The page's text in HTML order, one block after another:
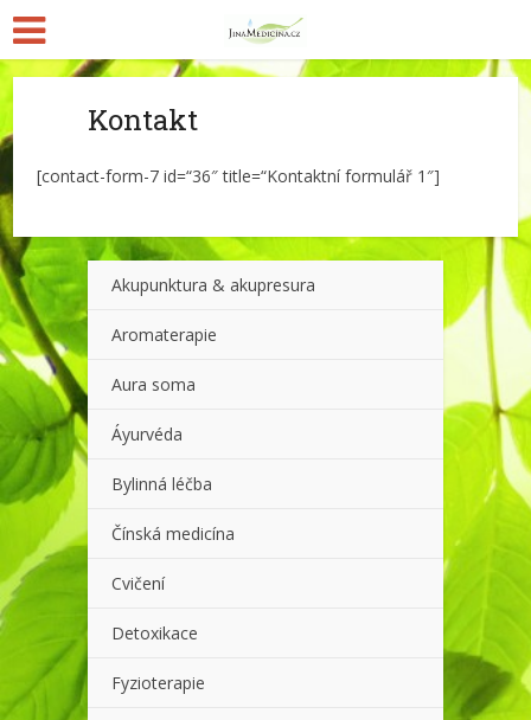
Kontakt
[contact-form-7 id=“36″ title=“Kontaktní formulář 1″]
Akupunktura & akupresura
Aromaterapie
Aura soma
Áyurvéda
Bylinná léčba
Čínská medicína
Cvičení
Detoxikace
Fyzioterapie